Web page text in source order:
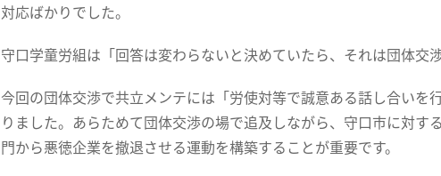
対応ばかりでした。
守口学童労組は「回答は変わらないと決めていたら、それは団体交
今回の団体交渉で共立メンテには「労使対等で誠意ある話し合い
りました。あらためて団体交渉の場で追及しながら、守口市に対
門から悪徳企業を撤退させる運動を構築することが重要です。